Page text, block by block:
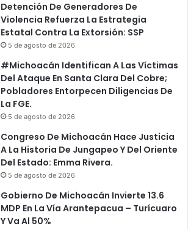
Detención De Generadores De
Violencia Refuerza La Estrategia
Estatal Contra La Extorsión: SSP
5 de agosto de 2026
#Michoacán Identifican A Las Víctimas
Del Ataque En Santa Clara Del Cobre;
Pobladores Entorpecen Diligencias De
La FGE.
5 de agosto de 2026
Congreso De Michoacán Hace Justicia
A La Historia De Jungapeo Y Del Oriente
Del Estado: Emma Rivera.
5 de agosto de 2026
Gobierno De Michoacán Invierte 13.6
MDP En La Vía Arantepacua – Turícuaro
Y Va Al 50%